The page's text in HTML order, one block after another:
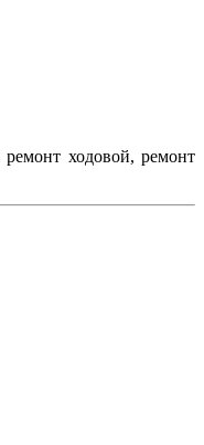
ремонт ходовой, ремонт